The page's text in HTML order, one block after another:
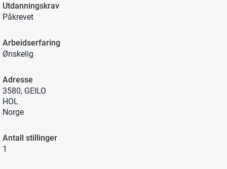
Utdanningskrav
Påkrevet
Arbeidserfaring
Ønskelig
Adresse
3580, GEILO
HOL
Norge
Antall stillinger
1